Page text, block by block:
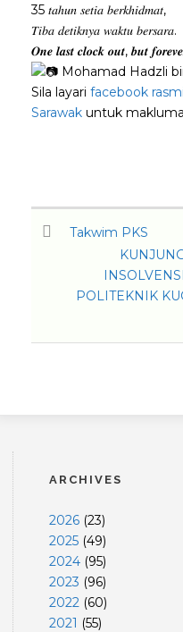
35 𝑡𝑎ℎ𝑢𝑛 𝑠𝑒𝑡𝑖𝑎 𝑏𝑒𝑟𝑘ℎ𝑖𝑑𝑚𝑎𝑡,
𝑇𝑖𝑏𝑎 𝑑𝑒𝑡𝑖𝑘𝑛𝑦𝑎 𝑤𝑎𝑘𝑡𝑢 𝑏𝑒𝑟𝑠𝑎𝑟𝑎.
𝑶𝒏𝒆 𝒍𝒂𝒔𝒕 𝒄𝒍𝒐𝒄𝒌 𝒐𝒖𝒕, 𝒃𝒖𝒕
Mohamad Hadzli
Sila layari facebook
Sarawak untuk
Takwim PKS
POLITEKNIK
ARCHIVES
2026 (23)
2025 (49)
2024 (95)
2023 (96)
2022 (60)
2021 (55)